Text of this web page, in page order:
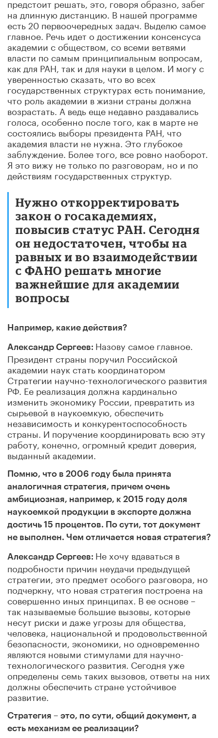
предстоит решать, это, говоря образно, забег
на длинную дистанцию. В нашей программе
есть 20 первоочередных задач. Выделю самое
главное. Речь идет о достижении консенсуса
академии с обществом, со всеми ветвями
власти по самым принципиальным вопросам,
как для РАН, так и для науки в целом. И могу с
уверенностью сказать, что во всех
государственных структурах есть понимание,
что роль академии в жизни страны должна
возрастать. А ведь еще недавно раздавались
голоса, особенно после того, как в марте не
состоялись выборы президента РАН, что
академия власти не нужна. Это глубокое
заблуждение. Более того, все ровно наоборот.
Я это вижу не только по разговорам, но и по
действиям государственных структур.
Нужно откорректировать
закон о госакадемиях,
повысив статус РАН. Сегодня
он недостаточен, чтобы на
равных и во взаимодействии
с ФАНО решать многие
важнейшие для академии
вопросы
Например, какие действия?
Александр Сергеев: Назову самое главное.
Президент страны поручил Российской
академии наук стать координатором
Стратегии научно-технологического развития
РФ. Ее реализация должна кардинально
изменить экономику России, превратить из
сырьевой в наукоемкую, обеспечить
независимость и конкурентоспособность
страны. И поручение координировать всю эту
работу, конечно, огромный кредит доверия,
выданный академии.
Помню, что в 2006 году была принята
аналогичная стратегия, причем очень
амбициозная, например, к 2015 году доля
наукоемкой продукции в экспорте должна
достичь 15 процентов. По сути, тот документ
не выполнен. Чем отличается новая стратегия?
Александр Сергеев: Не хочу вдаваться в
подробности причин неудачи предыдущей
стратегии, это предмет особого разговора, но
подчеркну, что новая стратегия построена на
совершенно иных принципах. В ее основе –
так называемые большие вызовы, которые
несут риски и даже угрозы для общества,
человека, национальной и продовольственной
безопасности, экономики, но одновременно
являются новыми стимулами для научно-
технологического развития. Сегодня уже
определены семь таких вызовов, ответы на них
должны обеспечить стране устойчивое
развитие.
Стратегия – это, по сути, общий документ, а
есть механизм ее реализации?